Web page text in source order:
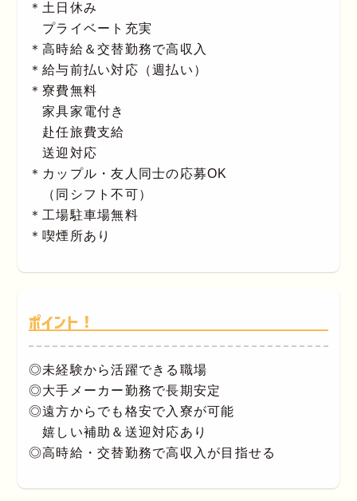
＊土日休み
プライベート充実
＊高時給＆交替勤務で高収入
＊給与前払い対応（週払い）
＊寮費無料
家具家電付き
赴任旅費支給
送迎対応
＊カップル・友人同士の応募OK
（同シフト不可）
＊工場駐車場無料
＊喫煙所あり
ポイント！
◎未経験から活躍できる職場
◎大手メーカー勤務で長期安定
◎遠方からでも格安で入寮が可能
嬉しい補助＆送迎対応あり
◎高時給・交替勤務で高収入が目指せる